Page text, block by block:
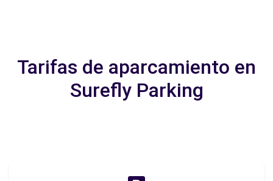
Tarifas de aparcamiento en
Surefly Parking